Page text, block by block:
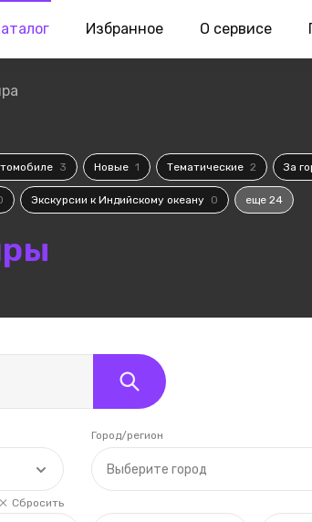
Избранное О сервисе
3 Новые 1 Тематические 2 За
Экскурсии к Индийскому океану 0 еще 24
Сбросить
Выберите город
Город/регион